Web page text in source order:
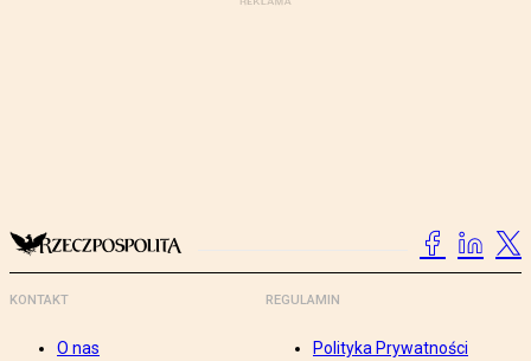
KONTAKT
O nas
REGULAMIN
Polityka Prywatności